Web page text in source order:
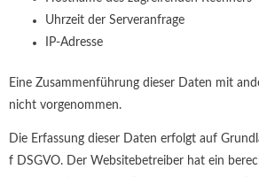
Uhrzeit der Serveranfrage
IP-Adresse
Eine Zusammenführung dieser Daten mit
nicht vorgenommen.
Die Erfassung dieser Daten erfolgt auf
f DSGVO. Der Websitebetreiber hat ein